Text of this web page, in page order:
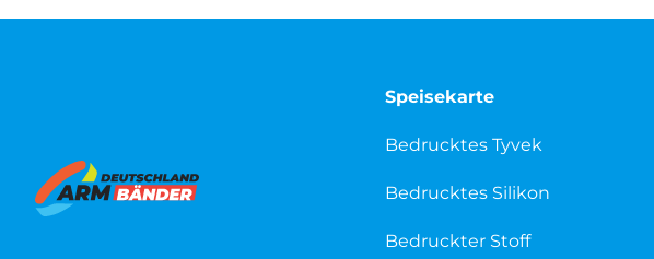
Speisekarte
Bedrucktes Tyvek
Bedrucktes Silikon
Bedruckter Stoff